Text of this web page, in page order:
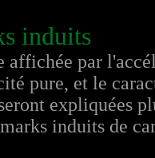
induits
affichée par
pure, et le
expliquées
induits de